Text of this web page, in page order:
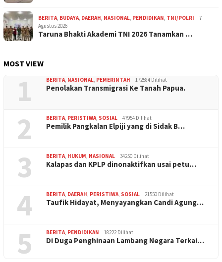
BERITA BUDAYA DAERAH NASIONAL PENDIDIKAN TNI/POLRI
7
Agustus 2026
Taruna Bhakti Akademi TNI 2026 Tanamkan …
MOST VIEW
1 BERITA NASIONAL PEMERINTAH 172584 Dilihat
Penolakan Transmigrasi Ke Tanah Papua.
2 BERITA PERISTIWA SOSIAL 47954 Dilihat
Pemilik Pangkalan Elpiji yang di Sidak B…
3 BERITA HUKUM NASIONAL 34250 Dilihat
Kalapas dan KPLP dinonaktifkan usai petu…
4 BERITA DAERAH PERISTIWA SOSIAL 21550 Dilihat
Taufik Hidayat, Menyayangkan Candi Agung…
5 BERITA PENDIDIKAN 18222 Dilihat
Di Duga Penghinaan Lambang Negara Terkai…